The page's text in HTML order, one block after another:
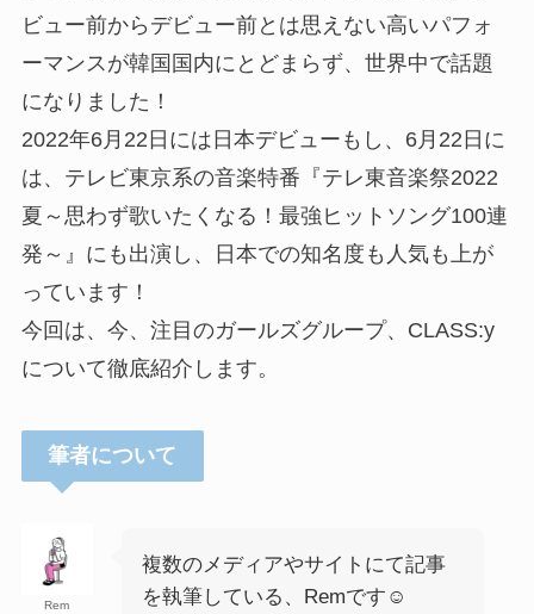
ビュー前からデビュー前とは思えない高いパフォ
ーマンスが韓国国内にとどまらず、世界中で話題
になりました！
2022年6月22日には日本デビューもし、6月22日に
は、テレビ東京系の音楽特番『テレ東音楽祭2022
夏～思わず歌いたくなる！最強ヒットソング100連
発～』にも出演し、日本での知名度も人気も上が
っています！
今回は、今、注目のガールズグループ、CLASS:y
について徹底紹介します。
筆者について
Rem
複数のメディアやサイトにて記事
を執筆している、Remです☺︎